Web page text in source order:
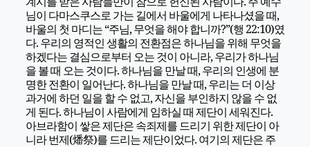
님이 다마스쿠스로 가는 길에서 바울에게 나타나셨을 때,
바울의 첫 마디는 “주님, 무엇을 해야 합니까?”(행 22:10)였
다. 우리의 영적인 생활의 전환점은 하나님을 위해 무엇을
하겠다는 결심으로부터 오는 것이 아니라, 우리가 하나님
을 볼 때 오는 것이다. 하나님을 만날 때, 우리의 인생에 분
명한 전환이 일어난다. 하나님을 만날 때, 우리는 더 이상
과거에 하던 일을 할 수 없고, 자신을 부인하지 않을 수 없
게 된다. 하나님이 사람에게 임하실 때 제단이 세워진다.
아브라함이 쌓은 제단은 속죄제를 드리기 위한 제단이 아
니라 번제(燔祭)를 드리는 제단이었다. 여기의 제단은 주